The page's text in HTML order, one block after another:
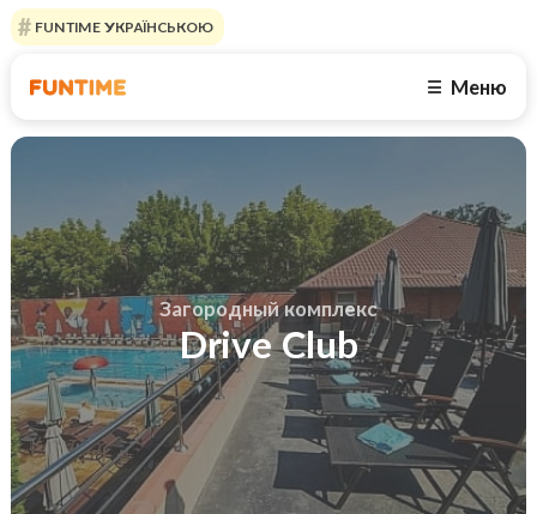
FUNTIME УКРАЇНСЬКОЮ
☰ Меню
Загородный комплекс
Drive Club